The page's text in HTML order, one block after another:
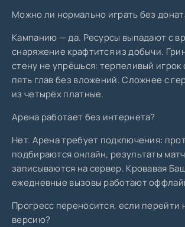
Можно ли нормально играть без
Кампанию — да. Ресурсы выпадают с
снаряжение крафтится из добычи.
стену не упрёшься: терпеливый игрок
пять глав без вложений. Сложнее с
из четырёх платные.
Арена работает без интернета?
Нет. Арена требует подключения:
подбираются онлайн, результаты
записываются на сервер. Кровавая
ежедневные вызовы работают
Прогресс переносится, если перейти
версию?